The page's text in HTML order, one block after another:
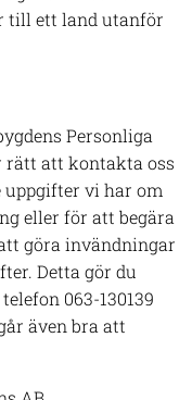
till ett land utanför
Personliga
rätt att kontakta oss
vi har om
eller för att begära
göra invändningar
Detta gör du
063-130139
även bra att